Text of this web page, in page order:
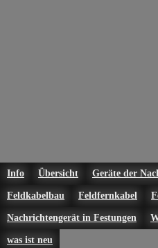
Info Übersicht Geräte der
Feldkabelbau Feldfernkabel
Nachrichtengerät in Festungen
was ist neu